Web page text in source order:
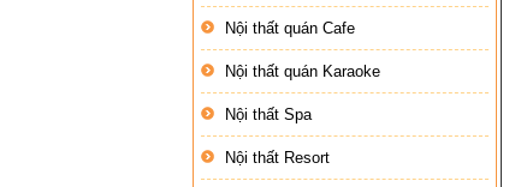
Nội thất quán Cafe
Nội thất quán Karaoke
Nội thất Spa
Nội thất Resort